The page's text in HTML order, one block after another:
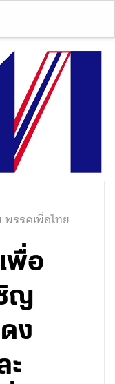
พรรคเพื่อไทย
พื่อ
ญ
ง
ะ